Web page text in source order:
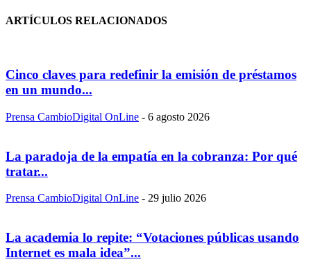
ARTÍCULOS RELACIONADOS
Cinco claves para redefinir la emisión de préstamos
en un mundo...
Prensa CambioDigital OnLine - 6 agosto 2026
La paradoja de la empatía en la cobranza: Por qué
tratar...
Prensa CambioDigital OnLine - 29 julio 2026
La academia lo repite: “Votaciones públicas usando
Internet es mala idea”...